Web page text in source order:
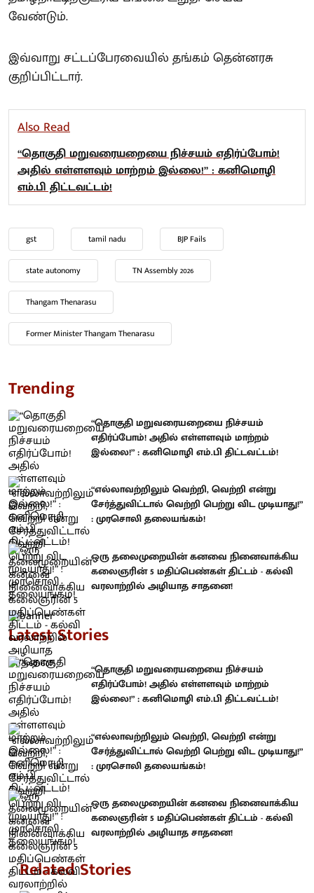
வேண்டும்.
இவ்வாறு சட்டப்பேரவையில் தங்கம் தென்னரசு
குறிப்பிட்டார்.
Also Read
“தொகுதி மறுவரையறையை நிச்சயம் எதிர்ப்போம்!
அதில் எள்ளளவும் மாற்றம் இல்லை!” : கனிமொழி
எம்.பி திட்டவட்டம்!
gst tamil nadu BJP Fails
state autonomy TN Assembly 2026
Thangam Thenarasu
Former Minister Thangam Thenarasu
Trending
“தொகுதி மறுவரையறையை நிச்சயம்
எதிர்ப்போம்! அதில் எள்ளளவும் மாற்றம்
இல்லை!” : கனிமொழி எம்.பி திட்டவட்டம்!
“எல்லாவற்றிலும் வெற்றி, வெற்றி என்று
சேர்த்துவிட்டால் வெற்றி பெற்று விட முடியாது!”
: முரசொலி தலையங்கம்!
ஒரு தலைமுறையின் கனவை நினைவாக்கிய
கலைஞரின் 5 மதிப்பெண்கள் திட்டம் - கல்வி
வரலாற்றில் அழியாத சாதனை!
Latest Stories
“தொகுதி மறுவரையறையை நிச்சயம்
எதிர்ப்போம்! அதில் எள்ளளவும் மாற்றம்
இல்லை!” : கனிமொழி எம்.பி திட்டவட்டம்!
“எல்லாவற்றிலும் வெற்றி, வெற்றி என்று
சேர்த்துவிட்டால் வெற்றி பெற்று விட முடியாது!”
: முரசொலி தலையங்கம்!
ஒரு தலைமுறையின் கனவை நினைவாக்கிய
கலைஞரின் 5 மதிப்பெண்கள் திட்டம் - கல்வி
வரலாற்றில் அழியாத சாதனை!
Related Stories